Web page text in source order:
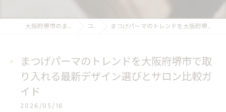
大阪府堺市のまつげパーマならSea pear コラム まつげパーマのトレンドを大阪府堺市で取り入れる最新デザイン選びとサロン比較ガイド
まつげパーマのトレンドを大阪府堺市で取
り入れる最新デザイン選びとサロン比較ガ
イド
2026/05/16